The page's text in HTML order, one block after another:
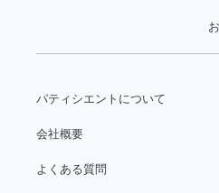
パティシエントについて
会社概要
よくある質問